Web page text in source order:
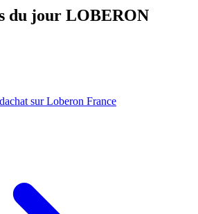
du jour LOBERON
sur Loberon France